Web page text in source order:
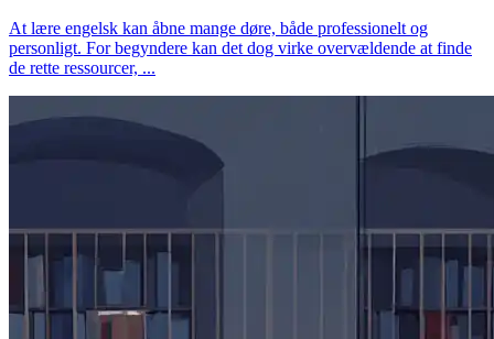
At lære engelsk kan åbne mange døre, både professionelt og
personligt. For begyndere kan det dog virke overvældende at finde
de rette ressourcer, ...